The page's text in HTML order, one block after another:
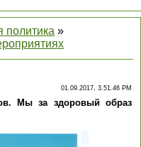
политика »
01.09.2017, 3.51.46 PM
Мы за здоровый образ